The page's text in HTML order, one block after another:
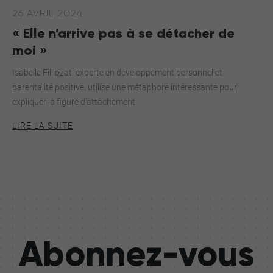
26 AVRIL 2024
« Elle n’arrive pas à se détacher de
moi »
Isabelle Filliozat, experte en développement personnel et
parentalité positive, utilise une métaphore intéressante pour
expliquer la figure d’attachement.
LIRE LA SUITE
Abonnez-vous